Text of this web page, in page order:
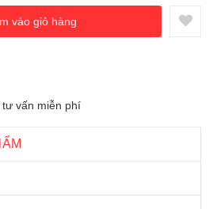
vào giỏ hàng
vấn miễn phí